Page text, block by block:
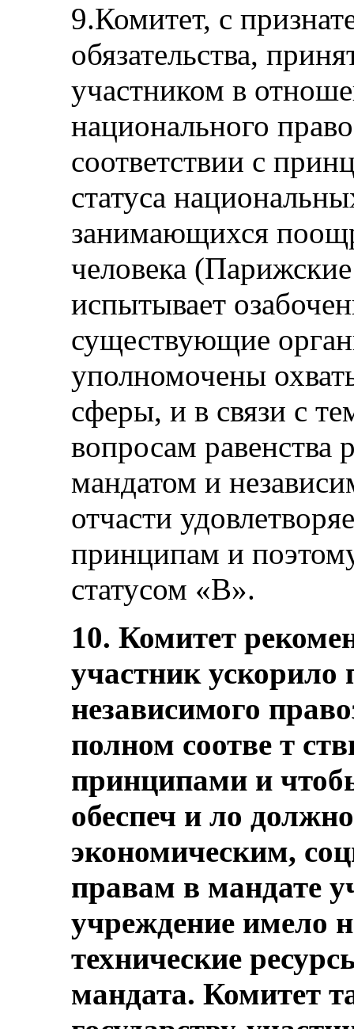
9.Комитет, с
обязательства,
участником в
национального
соответствии с
статуса
занимающихся
человека
испытывает
существующие
уполномочены
сферы, и в связи с
вопросам равенства
мандатом и
отчасти
принципам и
статусом «B».
10. Комитет
участник ускорило
независимого
полном соотве т
принципами и
обеспеч и ло
экономическим,
правам в мандате
учреждение имело
технические
мандата. Комитет